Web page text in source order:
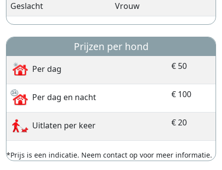
Geslacht
Vrouw
Prijzen per hond
Per dag € 50
Per dag en nacht € 100
Uitlaten per keer € 20
*Prijs is een indicatie. Neem contact op voor meer informatie.